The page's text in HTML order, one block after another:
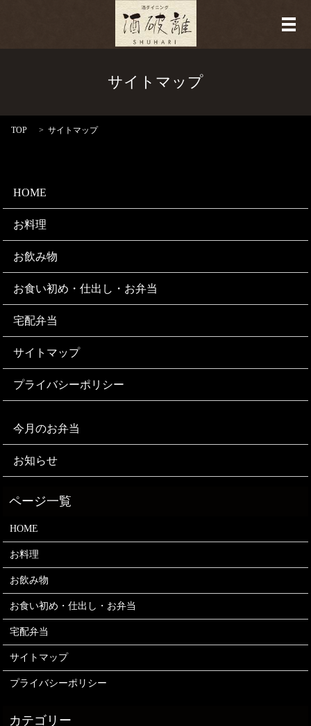
メ
サイトマップ
TOP サイトマップ
HOME
お料理
お飲み物
お食い初め・仕出し・お弁当
宅配弁当
サイトマップ
プライバシーポリシー
今月のお弁当
お知らせ
HOME
お料理
お飲み物
お食い初め・仕出し・お弁当
宅配弁当
サイトマップ
プライバシーポリシー